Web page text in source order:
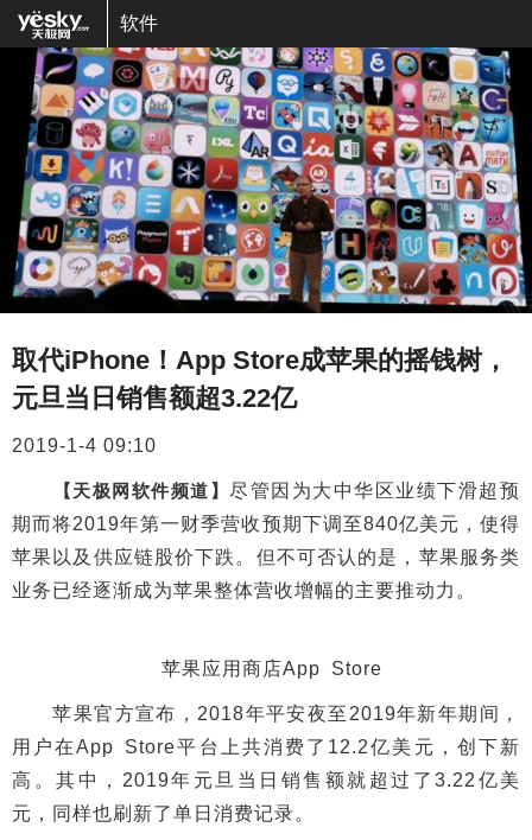
软件
取代iPhone！App Store成苹果的摇钱树，
元旦当日销售额超3.22亿
2019-1-4 09:10
【天极网软件频道】 尽管因为大中华区业绩下滑超预
期而将2019年第一财季营收预期下调至840亿美元，使得
苹果以及供应链股价下跌。但不可否认的是，苹果服务类
业务已经逐渐成为苹果整体营收增幅的主要推动力。
苹果应用商店App Store
苹果官方宣布，2018年平安夜至2019年新年期间，
用户在App Store平台上共消费了12.2亿美元，创下新
高。其中，2019年元旦当日销售额就超过了3.22亿美
元，同样也刷新了单日消费记录。